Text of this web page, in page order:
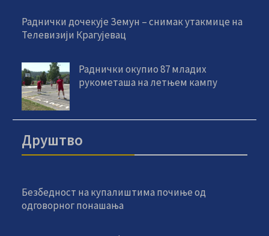
Раднички дочекује Земун – снимак утакмице на
Телевизији Крагујевац
Раднички окупио 87 младих
рукометаша на летњем кампу
Друштво
Безбедност на купалиштима почиње од
одговорног понашања